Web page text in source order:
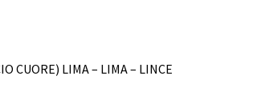
CUORE) LIMA – LIMA – LINCE